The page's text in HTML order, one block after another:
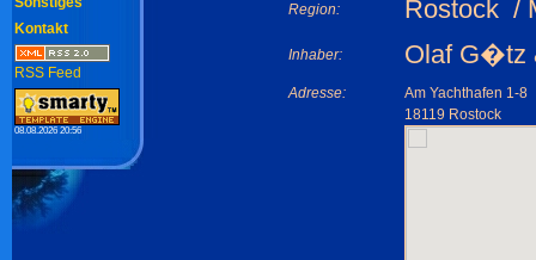
Region: Rostock /
Inhaber: Olaf G�tz
Adresse:
Am Yachthafen 1-8
18119 Rostock
Kontakt
RSS Feed
08.08.2026 20:56